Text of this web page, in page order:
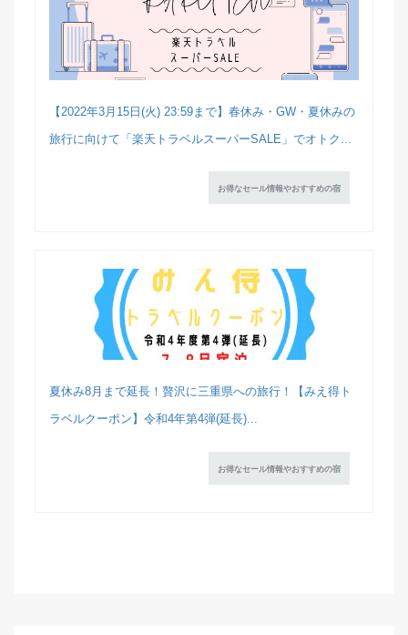
【2022年3月15日(火) 23:59まで】春休み・GW・夏休みの
旅行に向けて「楽天トラベルスーパーSALE」でオトク...
お得なセール情報やおすすめの宿
夏休み8月まで延長！贅沢に三重県への旅行！【みえ得ト
ラベルクーポン】令和4年第4弾(延長)...
お得なセール情報やおすすめの宿